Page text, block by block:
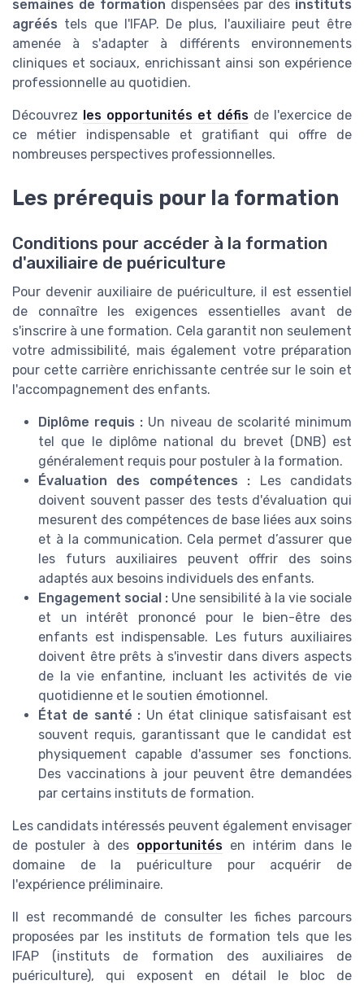
semaines de formation dispensées par des instituts
agréés tels que l'IFAP. De plus, l'auxiliaire peut être
amenée à s'adapter à différents environnements
cliniques et sociaux, enrichissant ainsi son expérience
professionnelle au quotidien.
Découvrez les opportunités et défis de l'exercice de
ce métier indispensable et gratifiant qui offre de
nombreuses perspectives professionnelles.
Les prérequis pour la formation
Conditions pour accéder à la formation
d'auxiliaire de puériculture
Pour devenir auxiliaire de puériculture, il est essentiel
de connaître les exigences essentielles avant de
s'inscrire à une formation. Cela garantit non seulement
votre admissibilité, mais également votre préparation
pour cette carrière enrichissante centrée sur le soin et
l'accompagnement des enfants.
Diplôme requis : Un niveau de scolarité minimum
tel que le diplôme national du brevet (DNB) est
généralement requis pour postuler à la formation.
Évaluation des compétences : Les candidats
doivent souvent passer des tests d'évaluation qui
mesurent des compétences de base liées aux soins
et à la communication. Cela permet d’assurer que
les futurs auxiliaires peuvent offrir des soins
adaptés aux besoins individuels des enfants.
Engagement social : Une sensibilité à la vie sociale
et un intérêt prononcé pour le bien-être des
enfants est indispensable. Les futurs auxiliaires
doivent être prêts à s'investir dans divers aspects
de la vie enfantine, incluant les activités de vie
quotidienne et le soutien émotionnel.
État de santé : Un état clinique satisfaisant est
souvent requis, garantissant que le candidat est
physiquement capable d'assumer ses fonctions.
Des vaccinations à jour peuvent être demandées
par certains instituts de formation.
Les candidats intéressés peuvent également envisager
de postuler à des opportunités en intérim dans le
domaine de la puériculture pour acquérir de
l'expérience préliminaire.
Il est recommandé de consulter les fiches parcours
proposées par les instituts de formation tels que les
IFAP (instituts de formation des auxiliaires de
puériculture), qui exposent en détail le bloc de